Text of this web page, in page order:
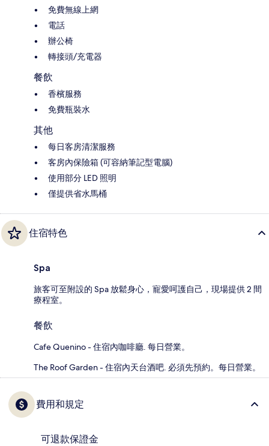
免費無線上網
電話
辦公椅
轉接頭/充電器
餐飲
香檳服務
免費瓶裝水
其他
每日客房清潔服務
客房內保險箱 (可容納筆記型電腦)
使用部分 LED 照明
僅提供省水馬桶
住宿特色
Spa
旅客可至附設的 Spa 放鬆身心，寵愛呵護自己，現場提供 2 間
療程室。
餐飲
Cafe Quenino - 住宿內咖啡廳. 每日營業。
The Roof Garden - 住宿內天台酒吧. 必須先預約。每日營業。
費用和規定
可退款保證金